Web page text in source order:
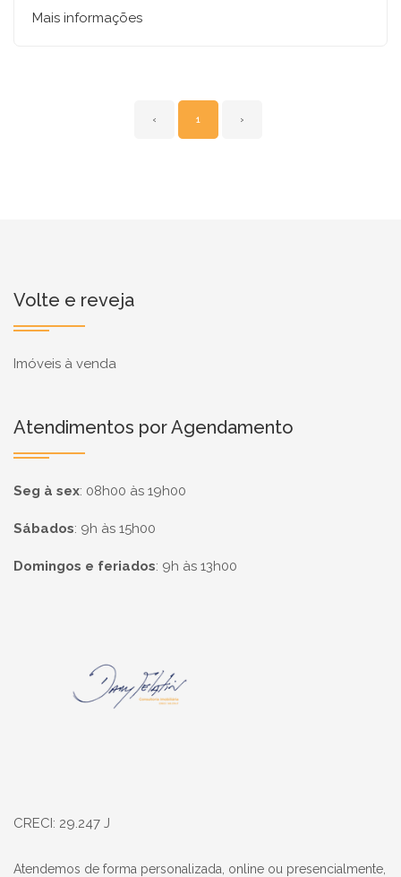
Mais informações
‹ 1 ›
Volte e reveja
Imóveis à venda
Atendimentos por Agendamento
Seg à sex: 08h00 às 19h00
Sábados: 9h às 15h00
Domingos e feriados: 9h às 13h00
CRECI: 29.247 J
Atendemos de forma personalizada, online ou presencialmente,